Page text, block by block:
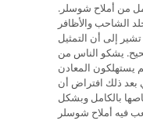
من أملاح شوسلر.
الشاحب والأظافر
إلى أن التمثيل
يشكو الناس من
يستهلكون المعادن
بعد ذلك افتراض أن
بالكامل وبشكل